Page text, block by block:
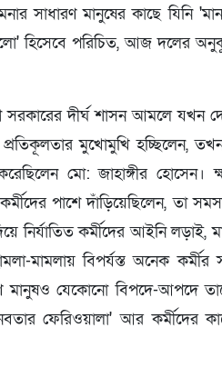
সাধারণ মানুষের কাছে যিনি
হিসেবে পরিচিত, আজ দলের
সরকারের দীর্ঘ শাসন আমলে যখন
মুখোমুখি হচ্ছিলেন,
মো: জাহাঙ্গীর
পাশে দাঁড়িয়েছিলেন, তা
নির্যাতিত কর্মীদের আইনি লড়াই,
মামলায় বিপর্যস্ত অনেক কর্মীর
মানুষও যেকোনো বিপদে-আপদে
ফেরিওয়ালা' আর কর্মীদের